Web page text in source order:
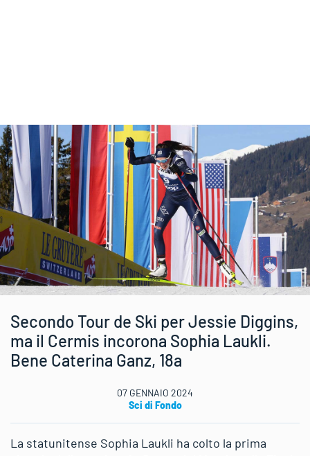
Secondo Tour de Ski per Jessie Diggins,
ma il Cermis incorona Sophia Laukli.
Bene Caterina Ganz, 18a
07 GENNAIO 2024
Sci di Fondo
La statunitense Sophia Laukli ha colto la prima